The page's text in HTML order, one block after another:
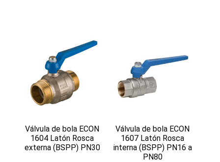
Válvula de bola ECON
1604 Latón Rosca
externa (BSPP) PN30
Válvula de bola ECON
1607 Latón Rosca
interna (BSPP) PN16 a
PN80